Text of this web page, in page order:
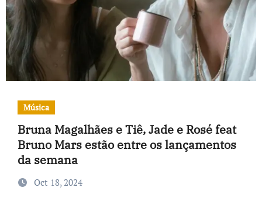
Música
Bruna Magalhães e Tiê, Jade e Rosé feat
Bruno Mars estão entre os lançamentos
da semana
Oct 18, 2024